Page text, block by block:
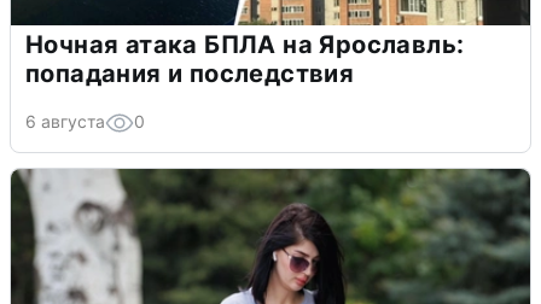
Ночная атака БПЛА на Ярославль:
попадания и последствия
6 августа 0